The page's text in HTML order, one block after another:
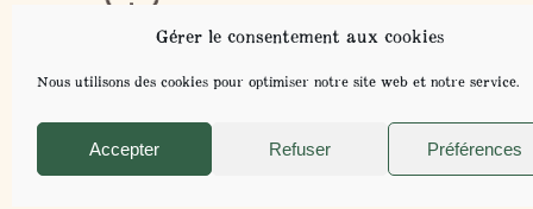
Gérer le consentement aux cookies
Nous utilisons des cookies pour optimiser notre site web et notre service.
Accepter Refuser Préférences
MENTIONS LÉGALES ET POLITIQUE DE CONFIDENTIALITÉ POUR VOTRE